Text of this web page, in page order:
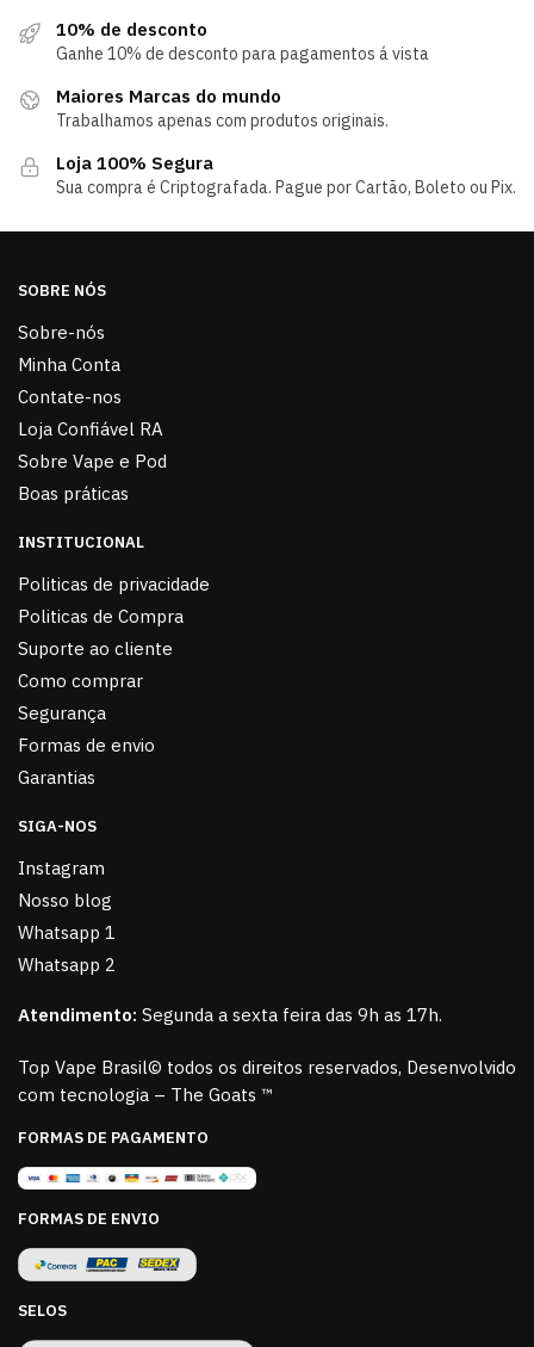
10% de desconto
Ganhe 10% de desconto para pagamentos á vista
Maiores Marcas do mundo
Trabalhamos apenas com produtos originais.
Loja 100% Segura
Sua compra é Criptografada. Pague por Cartão, Boleto ou Pix.
SOBRE NÓS
Sobre-nós
Minha Conta
Contate-nos
Loja Confiável RA
Sobre Vape e Pod
Boas práticas
INSTITUCIONAL
Politicas de privacidade
Politicas de Compra
Suporte ao cliente
Como comprar
Segurança
Formas de envio
Garantias
SIGA-NOS
Instagram
Nosso blog
Whatsapp 1
Whatsapp 2
Atendimento: Segunda a sexta feira das 9h as 17h.
Top Vape Brasil© todos os direitos reservados, Desenvolvido
com tecnologia – The Goats ™
FORMAS DE PAGAMENTO
FORMAS DE ENVIO
SELOS